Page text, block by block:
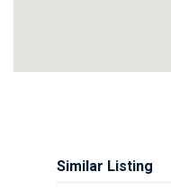
Similar Listing